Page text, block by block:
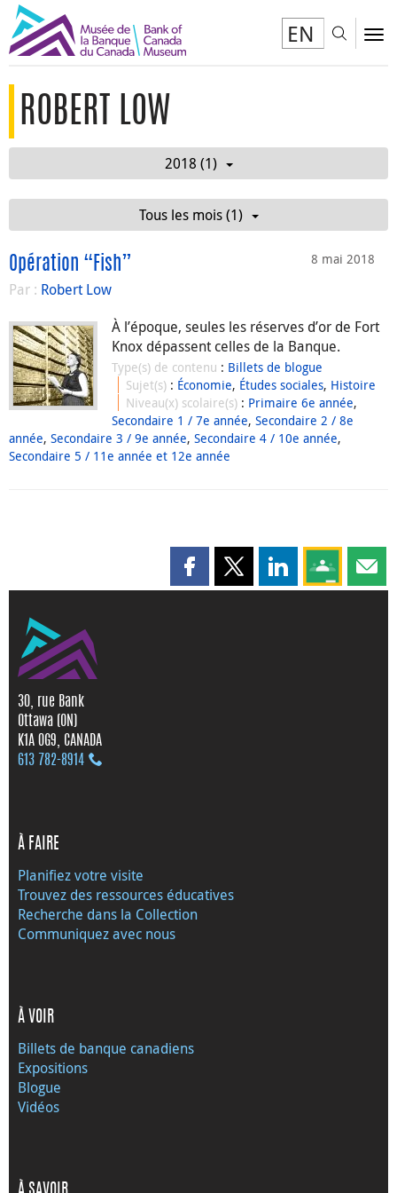
EN
ROBERT LOW
2018 (1)
Tous les mois (1)
8 mai 2018
Opération “Fish”
Par : Robert Low
À l’époque, seules les réserves d’or de Fort
Knox dépassent celles de la Banque.
Type(s) de contenu : Billets de blogue
Sujet(s) : Économie, Études sociales, Histoire
Niveau(x) scolaire(s) : Primaire 6e année,
Secondaire 1 / 7e année, Secondaire 2 / 8e
année, Secondaire 3 / 9e année, Secondaire 4 / 10e année,
Secondaire 5 / 11e année et 12e année
Partager cette page sur
Partager cette page sur X
Partager cette
Partagez
30, rue Bank
Ottawa (ON)
K1A 0G9, CANADA
613 782‑8914
À FAIRE
Planifiez votre visite
Trouvez des ressources éducatives
Recherche dans la Collection
Communiquez avec nous
À VOIR
Billets de banque canadiens
Expositions
Blogue
Vidéos